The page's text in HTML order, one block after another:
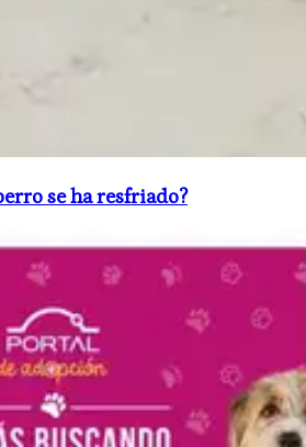
se ha resfriado?